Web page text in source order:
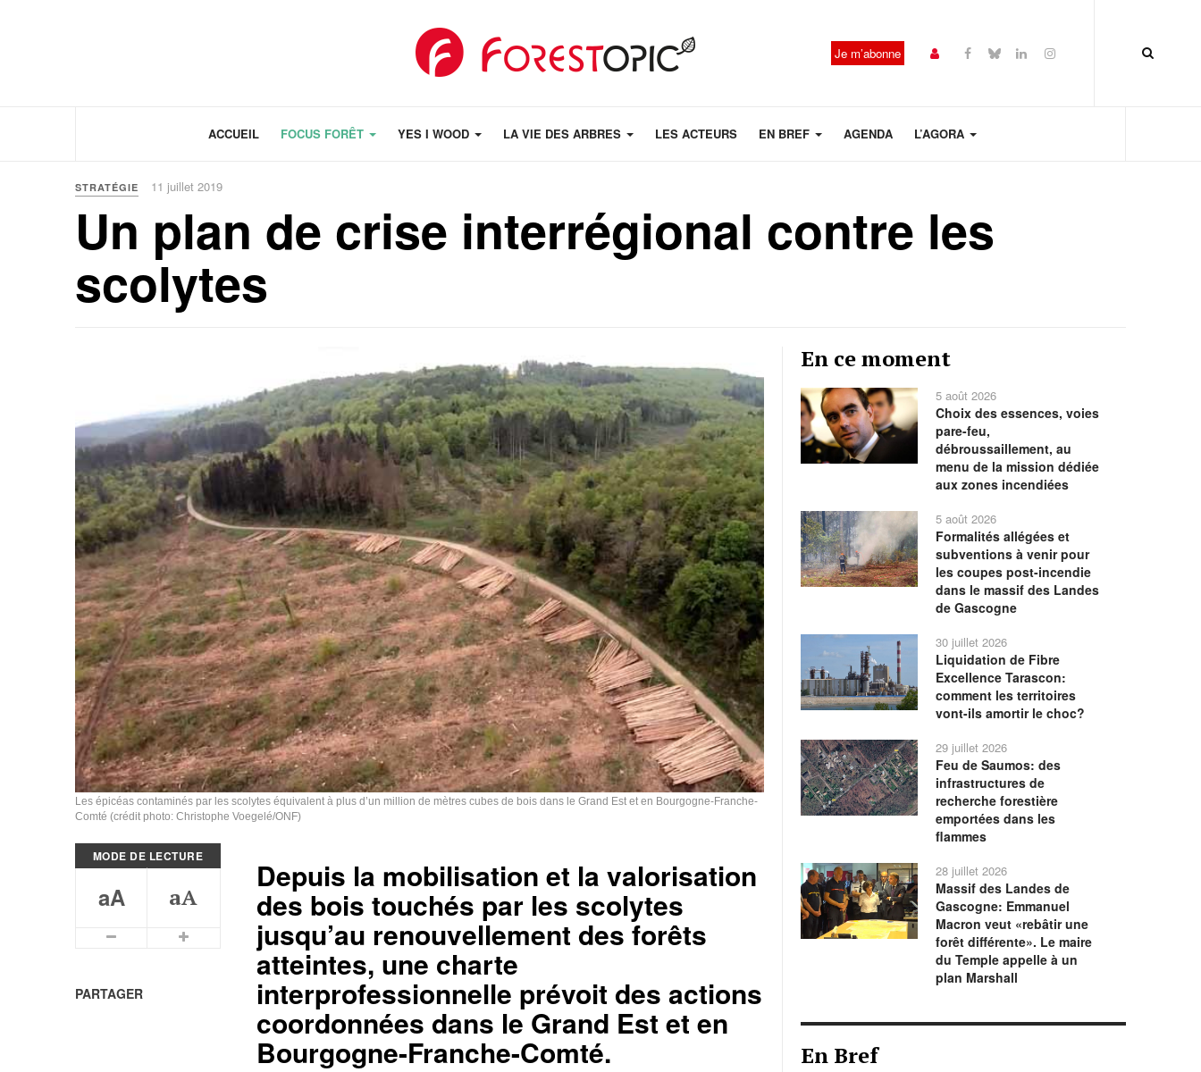
Je m’abonne
ACCUEIL FOCUS FORÊT YES I WOOD LA VIE DES ARBRES LES ACTEURS EN BREF AGENDA L’AGORA
STRATÉGIE 11 juillet 2019
Un plan de crise interrégional contre les
scolytes
Les épicéas contaminés par les scolytes équivalent à plus d’un million de mètres cubes de bois dans le Grand Est et en Bourgogne-Franche-
Comté (crédit photo: Christophe Voegelé/ONF)
MODE DE LECTURE
aA aA
Plus petits caractèresPlus grands caractères
PARTAGER
Depuis la mobilisation et la valorisation
des bois touchés par les scolytes
jusqu’au renouvellement des forêts
atteintes, une charte
interprofessionnelle prévoit des actions
coordonnées dans le Grand Est et en
Bourgogne-Franche-Comté.
En ce moment
5 août 2026
Choix des essences, voies
pare-feu,
débroussaillement, au
menu de la mission dédiée
aux zones incendiées
5 août 2026
Formalités allégées et
subventions à venir pour
les coupes post-incendie
dans le massif des Landes
de Gascogne
30 juillet 2026
Liquidation de Fibre
Excellence Tarascon:
comment les territoires
vont-ils amortir le choc?
29 juillet 2026
Feu de Saumos: des
infrastructures de
recherche forestière
emportées dans les
flammes
28 juillet 2026
Massif des Landes de
Gascogne: Emmanuel
Macron veut «rebâtir une
forêt différente». Le maire
du Temple appelle à un
plan Marshall
En Bref
précédenteprécédent